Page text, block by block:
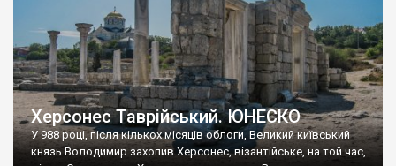
Херсонес Таврійський. ЮНЕСКО
У 988 році, після кількох місяців облоги, Великий київський
князь Володимир захопив Херсонес, візантійське, на той час,